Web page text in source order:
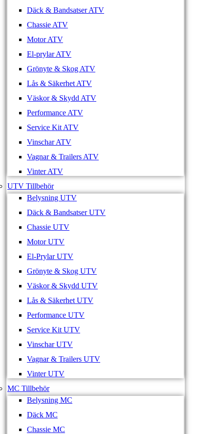
Däck & Bandsatser ATV
Chassie ATV
Motor ATV
El-prylar ATV
Grönyte & Skog ATV
Lås & Säkerhet ATV
Väskor & Skydd ATV
Performance ATV
Service Kit ATV
Vinschar ATV
Vagnar & Trailers ATV
Vinter ATV
UTV Tillbehör
Belysning UTV
Däck & Bandsatser UTV
Chassie UTV
Motor UTV
El-Prylar UTV
Grönyte & Skog UTV
Väskor & Skydd UTV
Lås & Säkerhet UTV
Performance UTV
Service Kit UTV
Vinschar UTV
Vagnar & Trailers UTV
Vinter UTV
MC Tillbehör
Belysning MC
Däck MC
Chassie MC